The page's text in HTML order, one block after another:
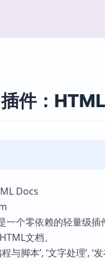
件：
Docs
一个零依赖的轻量级插
文档。
与脚本’, ‘文字处理’, ‘发